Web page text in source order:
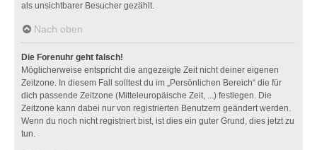
als unsichtbarer Besucher gezählt.
Nach oben
Die Forenuhr geht falsch!
Möglicherweise entspricht die angezeigte Zeit nicht deiner eigenen
Zeitzone. In diesem Fall solltest du im „Persönlichen Bereich“ die für
dich passende Zeitzone (Mitteleuropäische Zeit, ...) festlegen. Die
Zeitzone kann dabei nur von registrierten Benutzern geändert werden.
Wenn du noch nicht registriert bist, ist dies ein guter Grund, dies jetzt zu
tun.